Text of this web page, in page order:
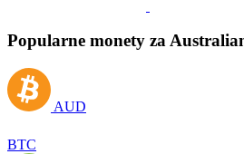
Popularne monety za
AUD
BTC